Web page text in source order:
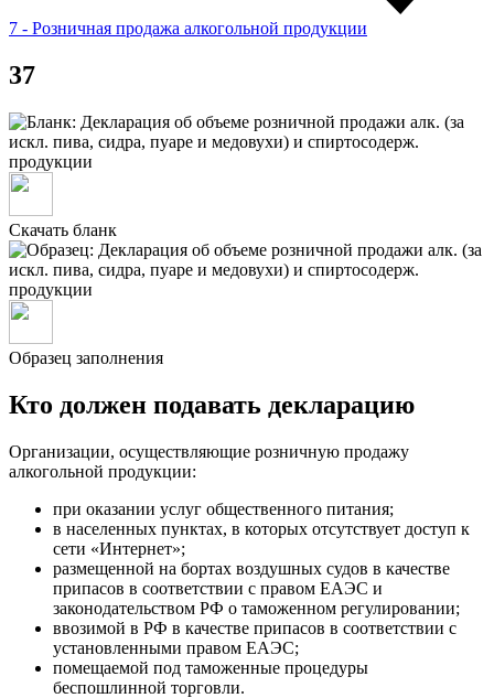
7 - Розничная продажа алкогольной продукции
37
Скачать бланк
Образец заполнения
Кто должен подавать декларацию
Организации, осуществляющие розничную продажу
алкогольной продукции:
при оказании услуг общественного питания;
в населенных пунктах, в которых отсутствует доступ к
сети «Интернет»;
размещенной на бортах воздушных судов в качестве
припасов в соответствии с правом ЕАЭС и
законодательством РФ о таможенном регулировании;
ввозимой в РФ в качестве припасов в соответствии с
установленными правом ЕАЭС;
помещаемой под таможенные процедуры
беспошлинной торговли.